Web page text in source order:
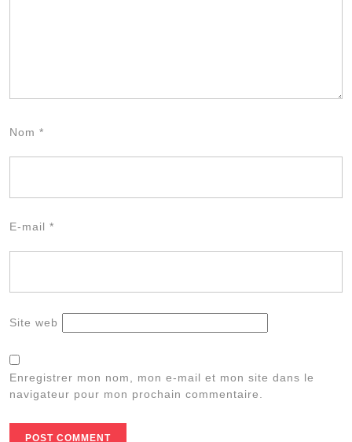
Nom *
E-mail *
Site web
Enregistrer mon nom, mon e-mail et mon site dans le
navigateur pour mon prochain commentaire.